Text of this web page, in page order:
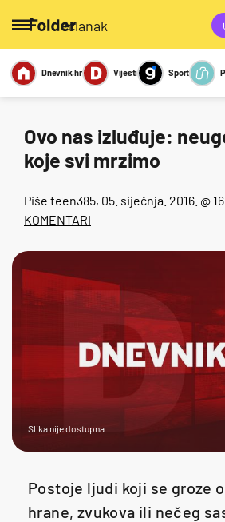
/članak
Miks Kviz
Dnevnik.hr Vijesti Sport
Ovo nas izluđuje:
koje svi mrzimo
Piše teen385, 05. siječnja. 2016. @
KOMENTARI
Slika nije dostupna
Postoje ljudi koji se groze
hrane, zvukova ili nečeg